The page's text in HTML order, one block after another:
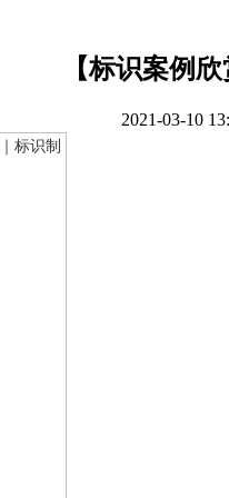
【标识案例
2021-03-10